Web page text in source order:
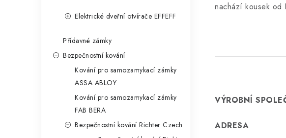
Elektrické dveřní otvírače EFFEFF
Přídavné zámky
Bezpečnostní kování
Kování pro samozamykací zámky
ASSA ABLOY
Kování pro samozamykací zámky
FAB BERA
Bezpečnostní kování Richter Czech
nachází kousek od
VÝROBNÍ
ADRESA